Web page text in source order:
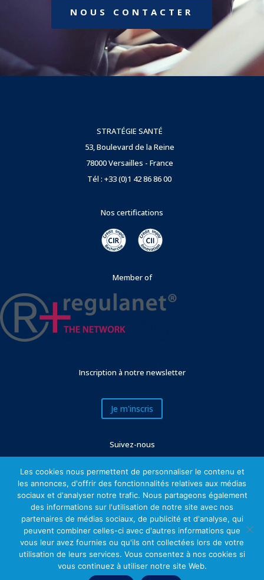
NOUS CONTACTER
STRATÉGIE SANTÉ
53, Boulevard de la Reine
78000 Versailles - France
Tél : +33 (0)1 42 86 86 00
Nos certifications
Member of
Inscription à notre newsletter
Je m'inscris
Suivez-nous
Mentions légales
Les cookies nous permettent de personnaliser le contenu et
les annonces, d'offrir des fonctionnalités relatives aux médias
sociaux et d'analyser notre trafic. Nous partageons également
des informations sur l'utilisation de notre site avec nos
partenaires de médias sociaux, de publicité et d'analyse, qui
peuvent combiner celles-ci avec d'autres informations que
vous leur avez fournies ou qu'ils ont collectées lors de votre
utilisation de leurs services. Vous consentez à nos cookies si
vous continuez à utiliser notre site Web.